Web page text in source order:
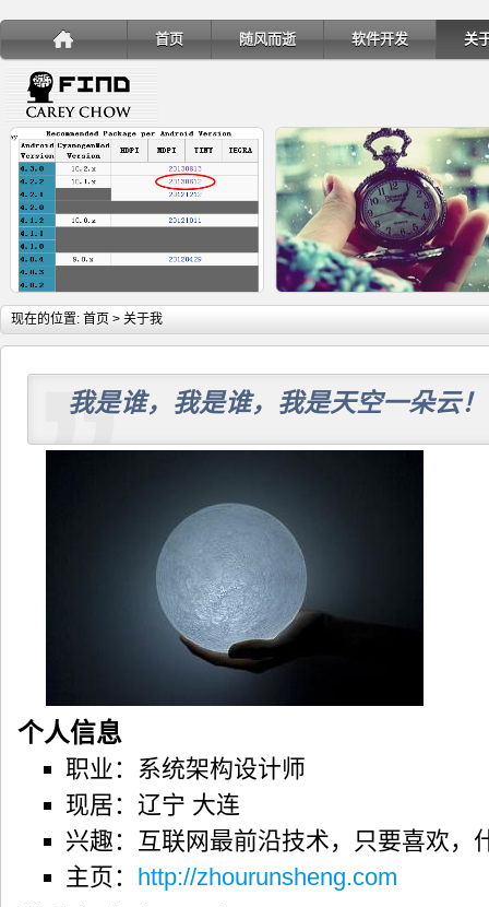
首页 随风而逝 软件开发 关
详细内容
手机安装账户同步服务 Ubuntu 制作一键安装盘（四
现在的位置: 首页 > 关于我
我是谁，我是谁，我是天空一朵云
个人信息
职业：系统架构设计师
现居：辽宁 大连
兴趣：互联网最前沿技术，只要喜欢，
主页： http://zhourunsheng.com